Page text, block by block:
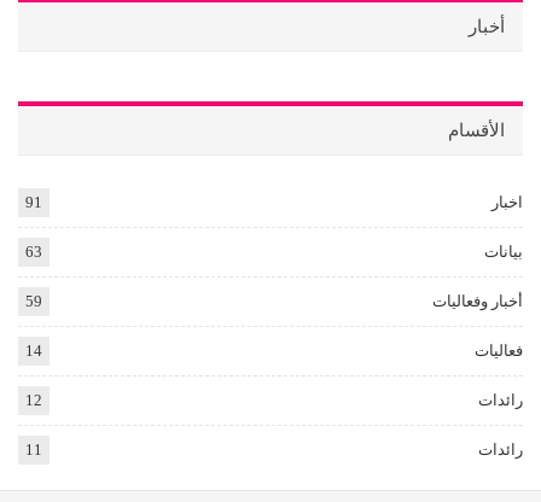
أخبار
الأقسام
اخبار 91
بيانات 63
أخبار وفعاليات 59
فعاليات 14
رائدات 12
رائدات 11